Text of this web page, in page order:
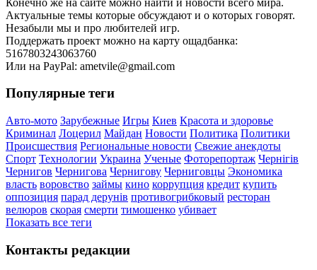
Актуальные темы которые обсуждают и о которых говорят.
Незабыли мы и про любителей игр.
Поддержать проект можно на карту ощадбанка:
5167803243063760
Или на PayPal: ametvile@gmail.com
Популярные теги
Авто-мото Зарубежные Игры Киев Красота и здоровье
Криминал Лоцерил Майдан Новости Политика Политики
Происшествия Региональные новости Свежие анекдоты
Спорт Технологии Украина Ученые Фоторепортаж Чернігів
Чернигов Чернигова Чернигову Черниговцы Экономика
власть воровство займы кино коррупция кредит купить
оппозиция парад дерунів противогрибковый ресторан
велюров скорая смерти тимошенко убивает
Показать все теги
Контакты редакции